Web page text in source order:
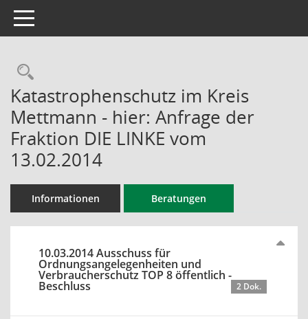
Toggle navigation
Rechercheauswahl
Katastrophenschutz im Kreis
Mettmann - hier: Anfrage der
Fraktion DIE LINKE vom
13.02.2014
Informationen Beratungen
10.03.2014 Ausschuss für
Ordnungsangelegenheiten und
Verbraucherschutz TOP 8 öffentlich -
Beschluss 2 Dok.